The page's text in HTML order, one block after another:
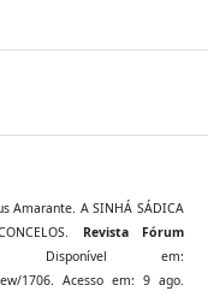
Amarante. A SINHÁ SÁDICA
Revista Fórum
Disponível em:
1706. Acesso em: 9 ago.